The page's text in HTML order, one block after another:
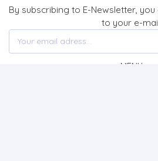
By subscribing to E-Newsletter,
to your e-
MENU